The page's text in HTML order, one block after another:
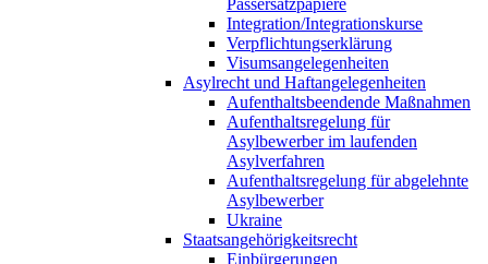
Passersatzpapiere
Integration/Integrationskurse
Verpflichtungserklärung
Visumsangelegenheiten
Asylrecht und Haftangelegenheiten
Aufenthaltsbeendende Maßnahmen
Aufenthaltsregelung für
Asylbewerber im laufenden
Asylverfahren
Aufenthaltsregelung für abgelehnte
Asylbewerber
Ukraine
Staatsangehörigkeitsrecht
Einbürgerungen